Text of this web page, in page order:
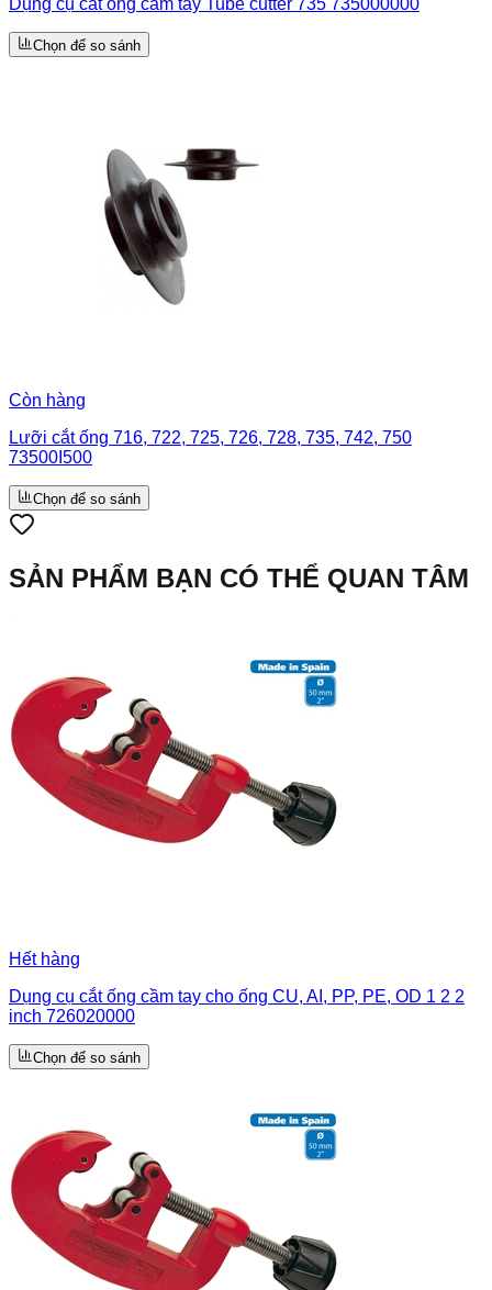
Dụng cụ cắt ống cầm tay Tube cutter 735 735000000
Chọn để so sánh
Còn hàng
Lưỡi cắt ống 716, 722, 725, 726, 728, 735, 742, 750
73500I500
Chọn để so sánh
SẢN PHẨM BẠN CÓ THỂ QUAN TÂM
Hết hàng
Dụng cụ cắt ống cầm tay cho ống CU, AI, PP, PE, OD 1 2 2
inch 726020000
Chọn để so sánh